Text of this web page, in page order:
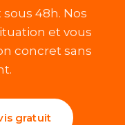
48h. Nos
et vous
concret sans
gratuit